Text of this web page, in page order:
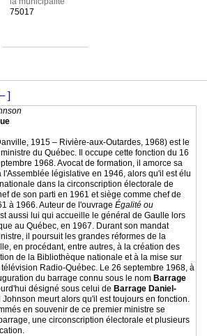
75017
]
1915 – Rivière-aux-Outardes, 1968) est le
du Québec. Il occupe cette fonction du 16
1968. Avocat de formation, il amorce sa
législative en 1946, alors qu'il est élu
dans la circonscription électorale de
de son parti en 1961 et siège comme chef de
à 1966. Auteur de l'ouvrage Égalité ou
aussi lui qui accueille le général de Gaulle lors
au Québec, en 1967. Durant son mandat
il poursuit les grandes réformes de la
en procédant, entre autres, à la création des
de la Bibliothèque nationale et à la mise sur
Radio-Québec. Le 26 septembre 1968, à
du barrage connu sous le nom Barrage
désigné sous celui de Barrage Daniel-
Johnson meurt alors qu'il est toujours en fonction.
en souvenir de ce premier ministre se
une circonscription électorale et plusieurs